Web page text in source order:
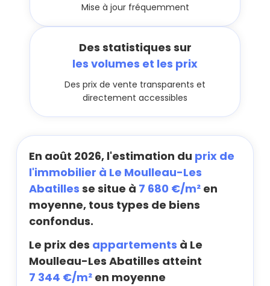
Mise à jour fréquemment
Des statistiques sur
les volumes et les prix
Des prix de vente transparents et
directement accessibles
En août 2026, l'estimation du prix de
l'immobilier à Le Moulleau-Les
Abatilles se situe à 7 680 €/m² en
moyenne, tous types de biens
confondus.
Le prix des appartements à Le
Moulleau-Les Abatilles atteint
7 344 €/m² en moyenne